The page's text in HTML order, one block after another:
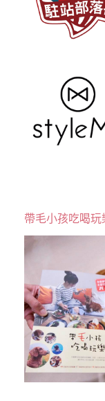
帶毛小孩吃喝玩